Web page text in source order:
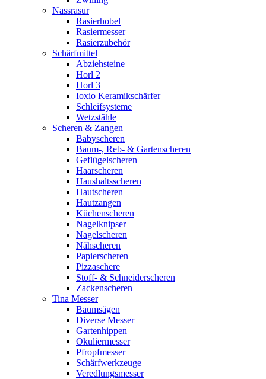
Nassrasur
Rasierhobel
Rasiermesser
Rasierzubehör
Schärfmittel
Abziehsteine
Horl 2
Horl 3
Ioxio Keramikschärfer
Schleifsysteme
Wetzstähle
Scheren & Zangen
Babyscheren
Baum-, Reb- & Gartenscheren
Geflügelscheren
Haarscheren
Haushaltsscheren
Hautscheren
Hautzangen
Küchenscheren
Nagelknipser
Nagelscheren
Nähscheren
Papierscheren
Pizzaschere
Stoff- & Schneiderscheren
Zackenscheren
Tina Messer
Baumsägen
Diverse Messer
Gartenhippen
Okuliermesser
Pfropfmesser
Schärfwerkzeuge
Veredlungsmesser